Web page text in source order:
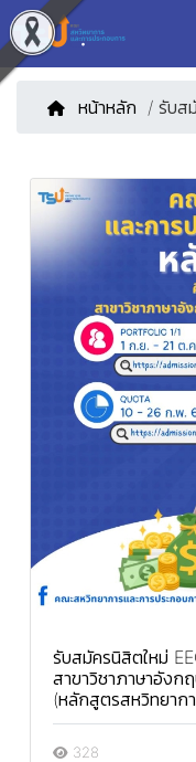
หน้าหลัก / รับส
รับสมัครนิสิตใหม่
สาขาวิชาภาษาอังก
(หลักสูตรสหวิทยาก
328